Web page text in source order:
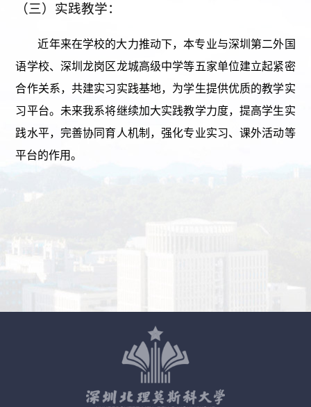
（三）实践教学：
近年来在学校的大力推动下，本专业与深圳第二外国
语学校、深圳龙岗区龙城高级中学等五家单位建立起紧密
合作关系，共建实习实践基地，为学生提供优质的教学实
习平台。未来我系将继续加大实践教学力度，提高学生实
践水平，完善协同育人机制，强化专业实习、课外活动等
平台的作用。